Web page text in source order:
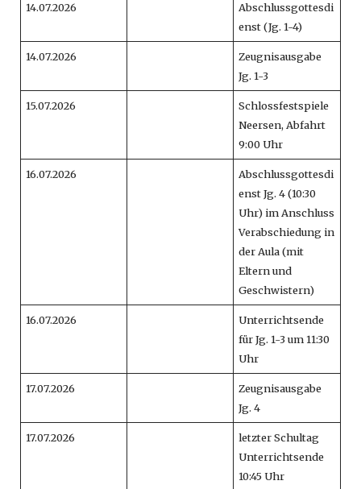
14.07.2026
Abschlussgottesdi
enst (Jg. 1-4)
14.07.2026
Zeugnisausgabe
Jg. 1-3
15.07.2026
Schlossfestspiele
Neersen, Abfahrt
9:00 Uhr
16.07.2026
Abschlussgottesdi
enst Jg. 4 (10:30
Uhr) im Anschluss
Verabschiedung in
der Aula (mit
Eltern und
Geschwistern)
16.07.2026
Unterrichtsende
für Jg. 1-3 um 11:30
Uhr
17.07.2026
Zeugnisausgabe
Jg. 4
17.07.2026
letzter Schultag
Unterrichtsende
10:45 Uhr